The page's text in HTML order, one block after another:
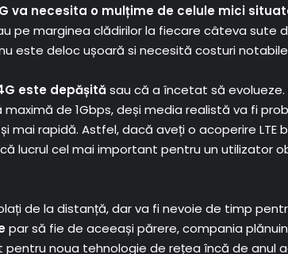
va necesita o mulțime de celule mici
pe marginea clădirilor la fiecare câteva sute
este deloc ușoară si necesită costuri
este depășităsau că a încetat să evolueze.
de 1Gbps, deși media realistă va fi
mai rapidă. Astfel, dacă aveți o acoperire LTE
lucrul cel mai important pentru un utilizator
de la distanță, dar va fi nevoie de timp
par să fie de aceeași părere, compania
noua tehnologie de rețea încă de anul